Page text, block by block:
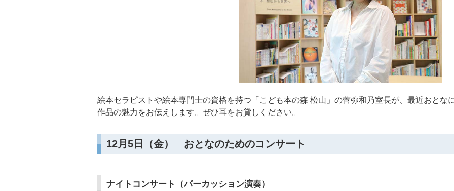
絵本セラピストや絵本専門士の資格を持つ「こども本の森 松山」の菅弥和乃室長が、最近おとな
作品の魅力をお伝えします。ぜひ耳をお貸しください。
12月5日（金） おとなのためのコンサート
ナイトコンサート（パーカッション演奏）